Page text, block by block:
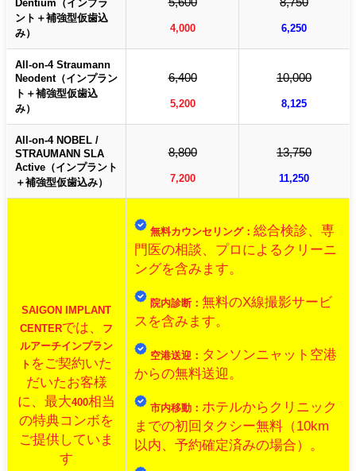
Dentium（インプラ
ント＋補強型仮歯込
み）
4,000 6,250
All-on-4 Straumann
Neodent（インプラン
ト＋補強型仮歯込
み）
6,400
5,200
10,000
8,125
All-on-4 NOBEL /
STRAUMANN SLA
Active（インプラント
＋補強型仮歯込み）
8,800
7,200
13,750
11,250
SAIGON IMPLANT
CENTERでは、
フ
ルアーチインプラン
ト をご契約いた
だいたお客様
に、最大400相当
の特典コンボを
ご提供していま
す
無料カウンセリング： 総合検診、専
門医の相談、プロによるクリーニ
ングを含みます。
院内診断： 無料のX線撮影サービ
スを含みます。
空港送迎： タンソンニャット空港
からの無料送迎。
市内移動： ホテルからクリニック
までの初回タクシー無料（10km
以内、予約確定済みの場合）。